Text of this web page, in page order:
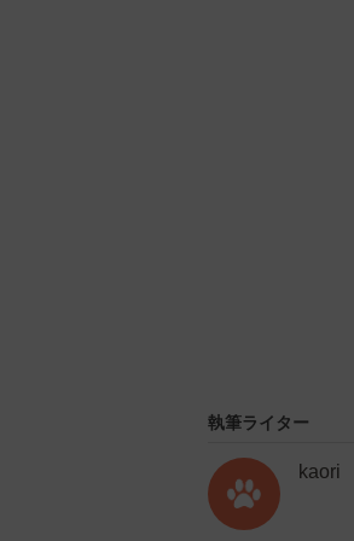
執筆ライター
kaori